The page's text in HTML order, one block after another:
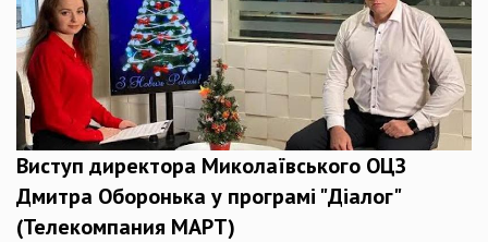
Виступ директора Миколаївського ОЦЗ
Дмитра Оборонька у програмі "Діалог"
(Телекомпания МАРТ)